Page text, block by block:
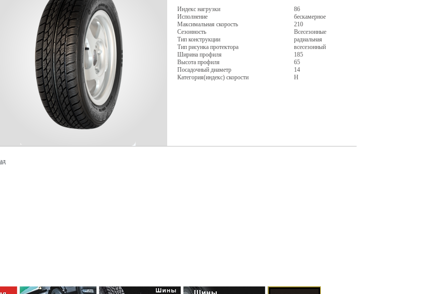
Индекс нагрузки
86
Исполнение
бескамерное
Максимальная скорость
210
Сезонность
Всесезонные
Тип конструкции
радиальная
Тип рисунка протектора
всесезонный
Ширина профиля
185
Высота профиля
65
Посадочный диаметр
14
Категория(индекс) скорости
H